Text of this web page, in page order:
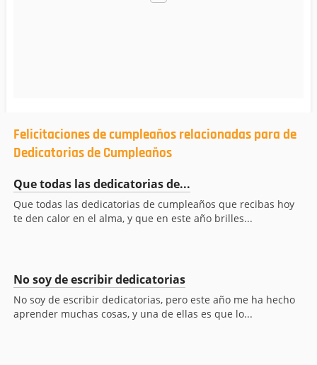
Felicitaciones de cumpleaños relacionadas para de
Dedicatorias de Cumpleaños
Que todas las dedicatorias de...
Que todas las dedicatorias de cumpleaños que recibas hoy
te den calor en el alma, y que en este año brilles...
No soy de escribir dedicatorias
No soy de escribir dedicatorias, pero este año me ha hecho
aprender muchas cosas, y una de ellas es que lo...